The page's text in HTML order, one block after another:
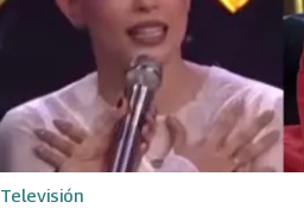
Televisión